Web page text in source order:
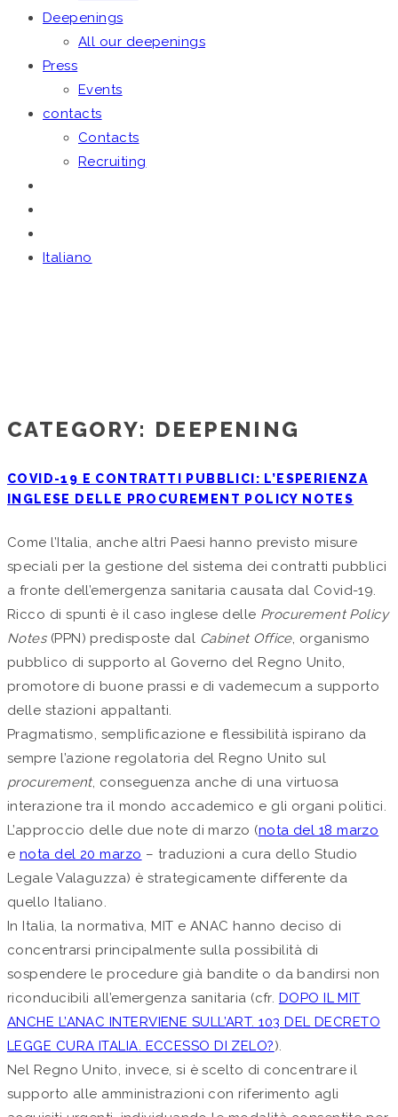
Deepenings
All our deepenings
Press
Events
contacts
Contacts
Recruiting
Italiano
CATEGORY: DEEPENING
COVID-19 E CONTRATTI PUBBLICI: L’ESPERIENZA
INGLESE DELLE PROCUREMENT POLICY NOTES
Come l’Italia, anche altri Paesi hanno previsto misure
speciali per la gestione del sistema dei contratti pubblici
a fronte dell’emergenza sanitaria causata dal Covid-19.
Ricco di spunti è il caso inglese delle Procurement Policy
Notes(PPN) predisposte dal Cabinet Office, organismo
pubblico di supporto al Governo del Regno Unito,
promotore di buone prassi e di vademecum a supporto
delle stazioni appaltanti.
Pragmatismo, semplificazione e flessibilità ispirano da
sempre l’azione regolatoria del Regno Unito sul
procurement, conseguenza anche di una virtuosa
interazione tra il mondo accademico e gli organi politici.
L’approccio delle due note di marzo (nota del 18 marzo
e nota del 20 marzo – traduzioni a cura dello Studio
Legale Valaguzza) è strategicamente differente da
quello Italiano.
In Italia, la normativa, MIT e ANAC hanno deciso di
concentrarsi principalmente sulla possibilità di
sospendere le procedure già bandite o da bandirsi non
riconducibili all’emergenza sanitaria (cfr. DOPO IL MIT
ANCHE L’ANAC INTERVIENE SULL’ART. 103 DEL DECRETO
LEGGE CURA ITALIA. ECCESSO DI ZELO?).
Nel Regno Unito, invece, si è scelto di concentrare il
supporto alle amministrazioni con riferimento agli